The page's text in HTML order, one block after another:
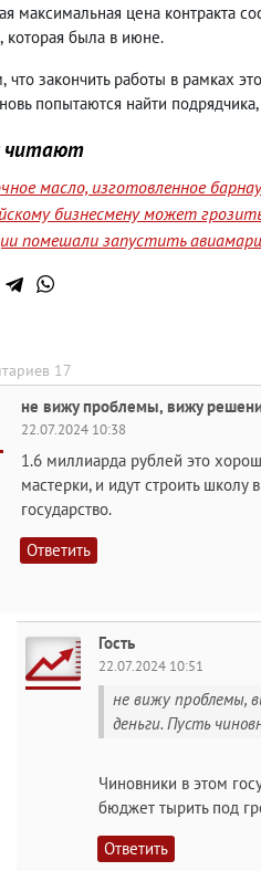
максимальная цена контракта
, которая была в июне.
, что закончить работы в рамках
попытаются найти подрядчика,
читают
масло, изготовленное
бизнесмену может
помешали запустить
17
не вижу проблемы, вижу
22.07.2024 10:38
1.6 миллиарда рублей это
мастерки, и идут строить
государство.
Ответить
Гость
22.07.2024 10:51
не вижу проблемы,
деньги. Пусть
Чиновники в этом
бюджет тырить под
Ответить